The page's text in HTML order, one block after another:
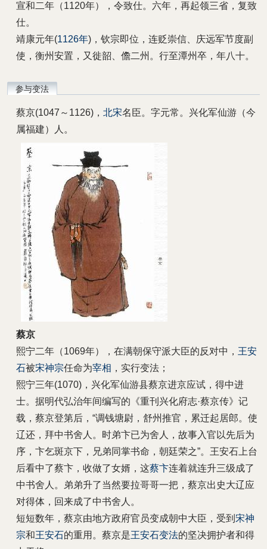
宣和二年（1120年），令致仕。六年，再起领三省，复致
仕。
靖康元年(1126年)，钦宗即位，连贬崇信、庆远军节度副
使，衡州安置，又徙韶、儋二州。行至潭州卒，年八十。
参与变法
蔡京(1047～1126)， 北宋名臣。字元常。 兴化军仙游（今
属福建）人。
蔡京
熙宁二年（1069年），在满朝保守派大臣的反对中， 王安
石被宋神宗任命为宰相 ，实行变法；
熙宁三年(1070) ，兴化军仙游县蔡京进京应试，得中进
士。据明代弘治年间编写的《重刊兴化府志·蔡京传》记
载，蔡京登第后，“调钱塘尉，舒州推官，累迁起居郎。使
辽还，拜中书舍人。时弟卞已为舍人，故事入官以先后为
序，卞乞斑京下，兄弟同掌书命，朝廷荣之”。 王安石上台
后看中了蔡卞，收做了女婿，这蔡卞连着就连升三级成了
中书舍人。弟弟升了当然要拉哥哥一把，蔡京出史大辽应
对得体，回来成了中书舍人。
短短数年，蔡京由地方政府官员变成朝中大臣，受到 宋神
宗和王安石的重用。 蔡京是王安石变法的坚决拥护者和得